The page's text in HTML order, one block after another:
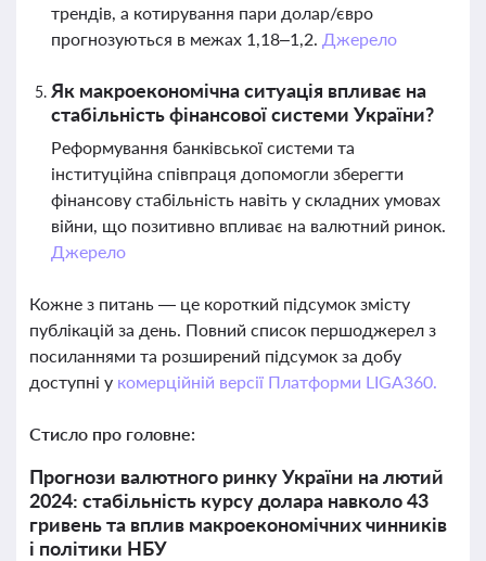
трендів, а котирування пари долар/євро
прогнозуються в межах 1,18–1,2. Джерело
Як макроекономічна ситуація впливає на
стабільність фінансової системи України?
Реформування банківської системи та
інституційна співпраця допомогли зберегти
фінансову стабільність навіть у складних умовах
війни, що позитивно впливає на валютний ринок.
Джерело
Кожне з питань — це короткий підсумок змісту
публікацій за день. Повний список першоджерел з
посиланнями та розширений підсумок за добу
доступні у комерційній версії Платформи LIGA360.
Стисло про головне:
Прогнози валютного ринку України на лютий
2024: стабільність курсу долара навколо 43
гривень та вплив макроекономічних чинників
і політики НБУ